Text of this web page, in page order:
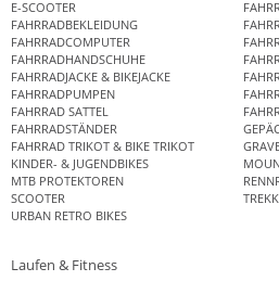
E-SCOOTER
FAHRRADBEKLEIDUNG
FAHRRADCOMPUTER
FAHRRADHANDSCHUHE
FAHRRADJACKE & BIKEJACKE
FAHRRADPUMPEN
FAHRRAD SATTEL
FAHRRADSTÄNDER
FAHRRAD TRIKOT & BIKE TRIKOT
KINDER- & JUGENDBIKES
MTB PROTEKTOREN
SCOOTER
URBAN RETRO BIKES
Laufen & Fitness